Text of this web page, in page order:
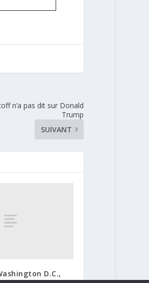
n’a pas dit sur Donald
Trump
SUIVANT
D.C.,